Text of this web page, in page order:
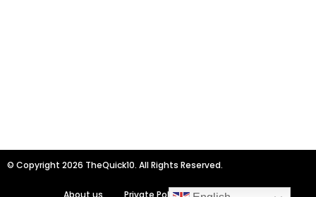
© Copyright 2026 TheQuick10. All Rights Reserved.
About us Private Policy Contact us